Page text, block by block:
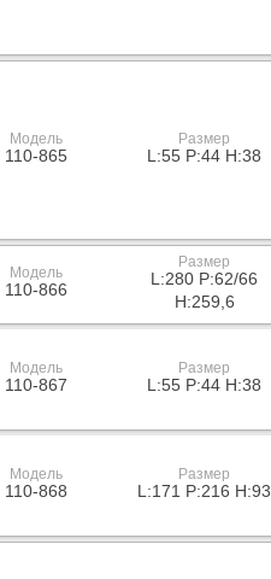
Модель
110-865
Размер
L:55 P:44 H:38
Модель
110-866
Размер
L:280 P:62/66
H:259,6
Модель
110-867
Размер
L:55 P:44 H:38
Модель
110-868
Размер
L:171 P:216 H:93